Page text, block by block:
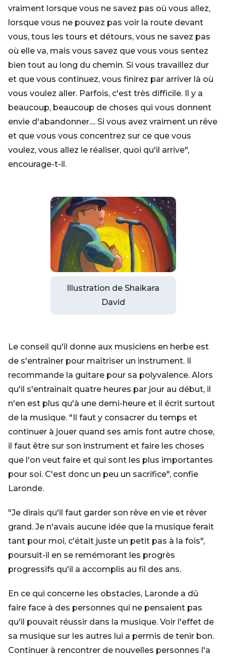
vraiment lorsque vous ne savez pas où vous allez,
lorsque vous ne pouvez pas voir la route devant
vous, tous les tours et détours, vous ne savez pas
où elle va, mais vous savez que vous vous sentez
bien tout au long du chemin. Si vous travaillez dur
et que vous continuez, vous finirez par arriver là où
vous voulez aller. Parfois, c'est très difficile. Il y a
beaucoup, beaucoup de choses qui vous donnent
envie d'abandonner.... Si vous avez vraiment un rêve
et que vous vous concentrez sur ce que vous
voulez, vous allez le réaliser, quoi qu'il arrive",
encourage-t-il.
Illustration de Shaikara
David
Le conseil qu'il donne aux musiciens en herbe est
de s'entraîner pour maîtriser un instrument. Il
recommande la guitare pour sa polyvalence. Alors
qu'il s'entraînait quatre heures par jour au début, il
n'en est plus qu'à une demi-heure et il écrit surtout
de la musique. "Il faut y consacrer du temps et
continuer à jouer quand ses amis font autre chose,
il faut être sur son instrument et faire les choses
que l'on veut faire et qui sont les plus importantes
pour soi. C'est donc un peu un sacrifice", confie
Laronde.
"Je dirais qu'il faut garder son rêve en vie et rêver
grand. Je n'avais aucune idée que la musique ferait
tant pour moi, c'était juste un petit pas à la fois",
poursuit-il en se remémorant les progrès
progressifs qu'il a accomplis au fil des ans.
En ce qui concerne les obstacles, Laronde a dû
faire face à des personnes qui ne pensaient pas
qu'il pouvait réussir dans la musique. Voir l'effet de
sa musique sur les autres lui a permis de tenir bon.
Continuer à rencontrer de nouvelles personnes l'a